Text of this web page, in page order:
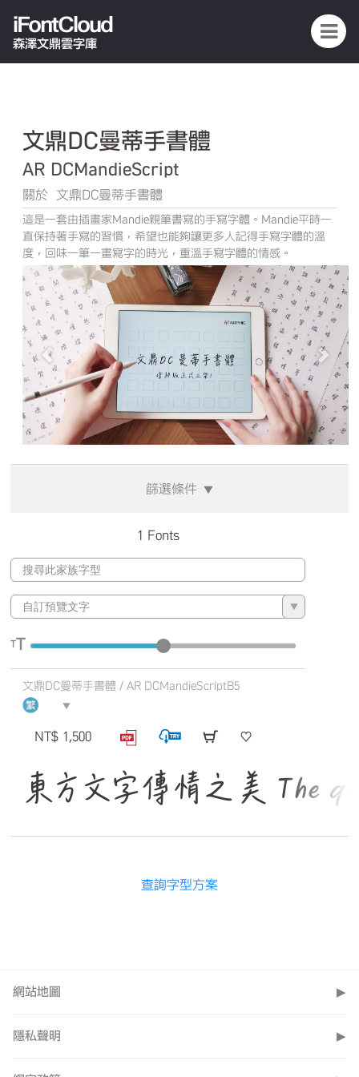
iFontCloud
森澤文鼎雲字庫
文鼎DC曼蒂手書體
AR DCMandieScript
關於 文鼎DC曼蒂手書體
這是一套由插畫家Mandie親筆書寫的手寫字體。Mandie平時一
直保持著手寫的習慣，希望也能夠讓更多人記得手寫字體的溫
度，回味一筆一畫寫字的時光，重溫手寫字體的情感。
Previous Next
篩選條件 ▼
1 Fonts
▼
TT
文鼎DC曼蒂手書體 / AR DCMandieScriptB5
▼
NT$ 1,500
東方文字傳情之美 The
查詢字型方案
網站地圖 ▶
隱私聲明 ▶